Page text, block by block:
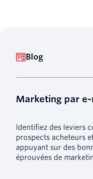
Blog
Marketing par
Identifiez des leviers
prospects acheteurs
appuyant sur des
éprouvées de